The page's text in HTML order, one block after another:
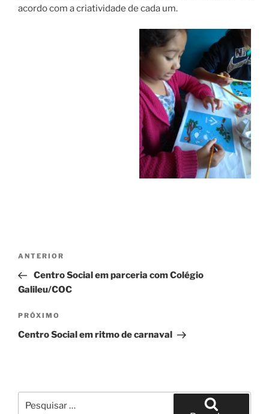
acordo com a criatividade de cada um.
Navegação
Post
Post
anterior
ANTERIOR
Centro Social em parceria com Colégio
Galileu/COC
Próximo
post
PRÓXIMO
Centro Social em ritmo de carnaval